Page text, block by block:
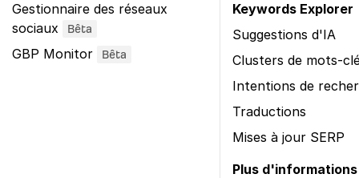
Gestionnaire des réseaux
sociaux
Bêta
GBP Monitor Bêta
Keywords Explorer
Suggestions d'IA
Clusters de mots-
Intentions de
Traductions
Mises à jour SERP
Plus